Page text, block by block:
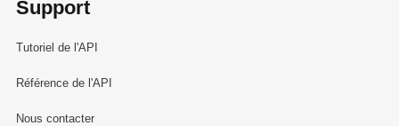
Support
Tutoriel de l'API
Référence de l'API
Nous contacter